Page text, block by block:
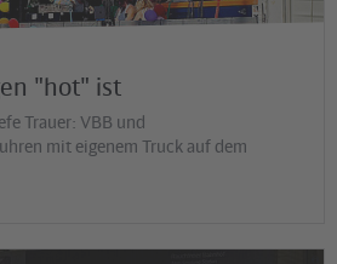
"hot" ist
Trauer: VBB und
mit eigenem Truck auf dem